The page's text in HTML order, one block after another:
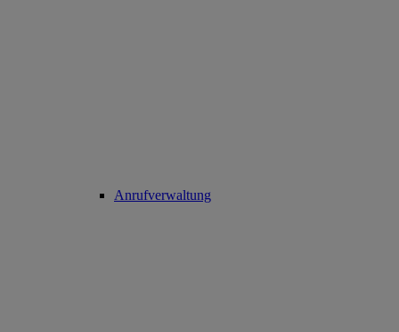
Anrufverwaltung